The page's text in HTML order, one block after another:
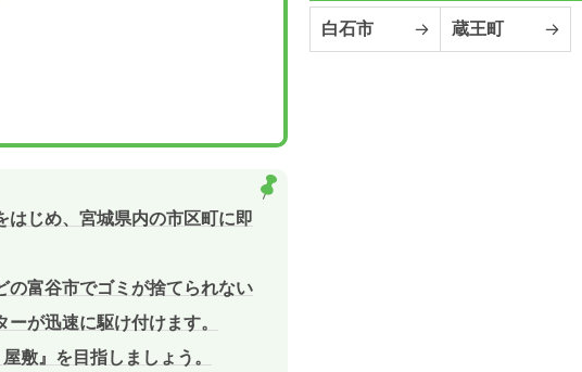
はじめ、宮城県内の市区町に即
の富谷市でゴミが捨てられない
が迅速に駆け付けます。
敷』を目指しましょう。
白石市 蔵王町